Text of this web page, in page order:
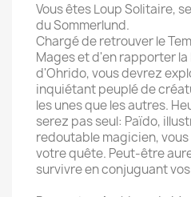
Vous êtes Loup Solitaire,
du Sommerlund.
Chargé de retrouver le
Mages et d'en rapporter la
d'Ohrido, vous devrez
inquiétant peuplé de
les unes que les autres.
serez pas seul: Païdo,
redoutable magicien,
votre quête. Peut-être
survivre en conjuguant